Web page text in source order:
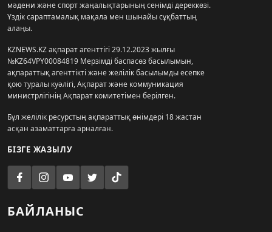
мәдени және спорт жаңалықтарының сенімді дереккөзі.
Үздік сараптамалық мақала мен шынайы сұқбаттың
алаңы.
KZNEWS.KZ ақпарат агенттігі 29.12.2023 жылғы
№KZ64VPY00084819 Мерзімді баспасөз басылымын,
ақпараттық агенттікті және желілік басылымды есепке
қою туралы куәлігі, Ақпарат және коммуникация
министрлігінің Ақпарат комитетімен берілген.
Бұл желілік ресурстың ақпараттық өнімдері 18 жастан
асқан азаматтарға арналған.
БІЗГЕ ЖАЗЫЛУ
БАЙЛАНЫС